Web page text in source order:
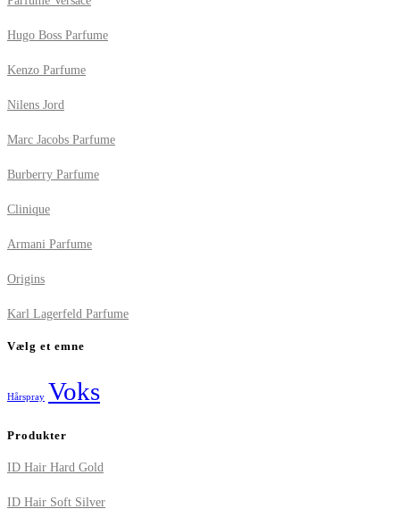
Hugo Boss Parfume
Kenzo Parfume
Nilens Jord
Marc Jacobs Parfume
Burberry Parfume
Clinique
Armani Parfume
Origins
Karl Lagerfeld Parfume
Vælg et emne
Hårspray Voks
Produkter
ID Hair Hard Gold
ID Hair Soft Silver